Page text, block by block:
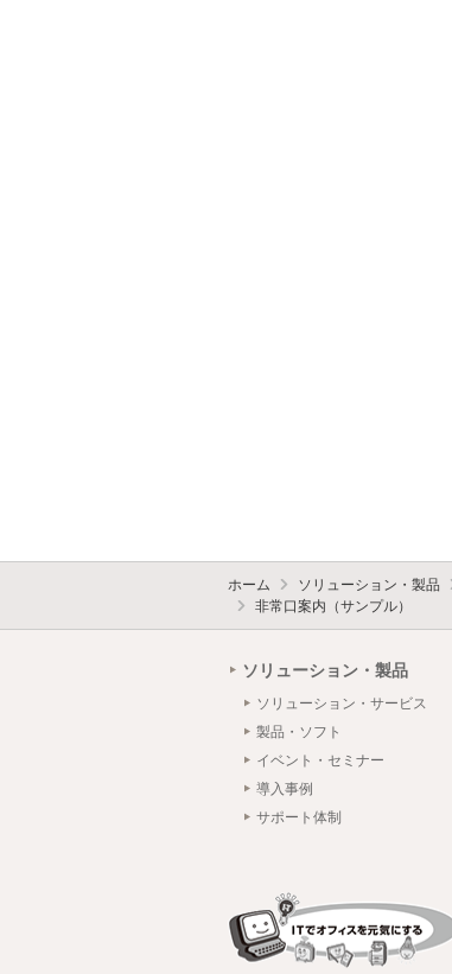
ホーム ソリューション・製品
非常口案内（サンプル）
ソリューション・製品
ソリューション・サービス
製品・ソフト
イベント・セミナー
導入事例
サポート体制